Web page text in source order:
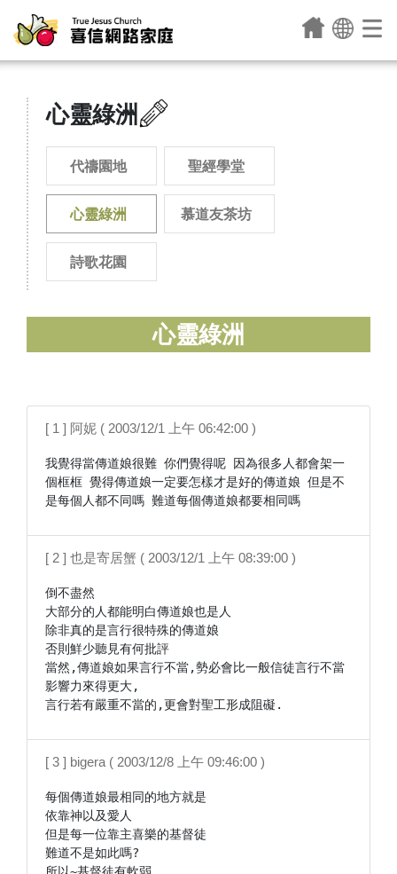
心靈綠洲
代禱園地 聖經學堂
心靈綠洲 慕道友茶坊
詩歌花園
心靈綠洲
[ 1 ] 阿妮 ( 2003/12/1 上午 06:42:00 )
我覺得當傳道娘很難 你們覺得呢 因為很多人都會架一
個框框 覺得傳道娘一定要怎樣才是好的傳道娘 但是不
是每個人都不同嗎 難道每個傳道娘都要相同嗎
[ 2 ] 也是寄居蟹 ( 2003/12/1 上午 08:39:00 )
倒不盡然
大部分的人都能明白傳道娘也是人
除非真的是言行很特殊的傳道娘
否則鮮少聽見有何批評
當然,傳道娘如果言行不當,勢必會比一般信徒言行不當
影響力來得更大,
言行若有嚴重不當的,更會對聖工形成阻礙.
[ 3 ] bigera ( 2003/12/8 上午 09:46:00 )
每個傳道娘最相同的地方就是
依靠神以及愛人
但是每一位靠主喜樂的基督徒
難道不是如此嗎?